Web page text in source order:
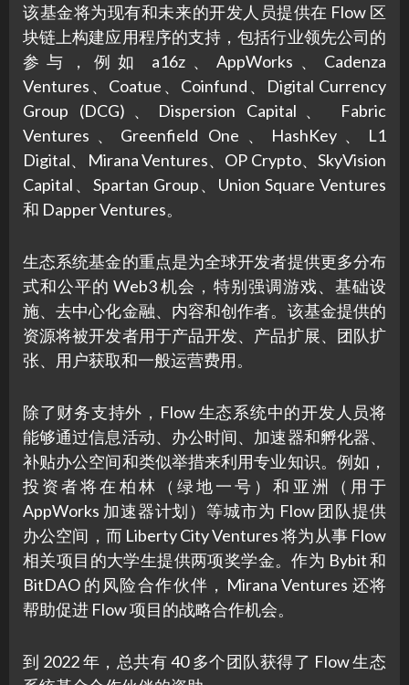
该基金将为现有和未来的开发人员提供在 Flow 区
块链上构建应用程序的支持，包括行业领先公司的
参与，例如 a16z、AppWorks、Cadenza
Ventures、Coatue、Coinfund、Digital Currency
Group (DCG)、Dispersion Capital、 Fabric
Ventures、Greenfield One、HashKey、L1
Digital、Mirana Ventures、OP Crypto、SkyVision
Capital、Spartan Group、Union Square Ventures
和 Dapper Ventures。
生态系统基金的重点是为全球开发者提供更多分布
式和公平的 Web3 机会，特别强调游戏、基础设
施、去中心化金融、内容和创作者。该基金提供的
资源将被开发者用于产品开发、产品扩展、团队扩
张、用户获取和一般运营费用。
除了财务支持外，Flow 生态系统中的开发人员将
能够通过信息活动、办公时间、加速器和孵化器、
补贴办公空间和类似举措来利用专业知识。例如，
投资者将在柏林（绿地一号）和亚洲（用于
AppWorks 加速器计划）等城市为 Flow 团队提供
办公空间，而 Liberty City Ventures 将为从事 Flow
相关项目的大学生提供两项奖学金。作为 Bybit 和
BitDAO 的风险合作伙伴，Mirana Ventures 还将
帮助促进 Flow 项目的战略合作机会。
到 2022 年，总共有 40 多个团队获得了 Flow 生态